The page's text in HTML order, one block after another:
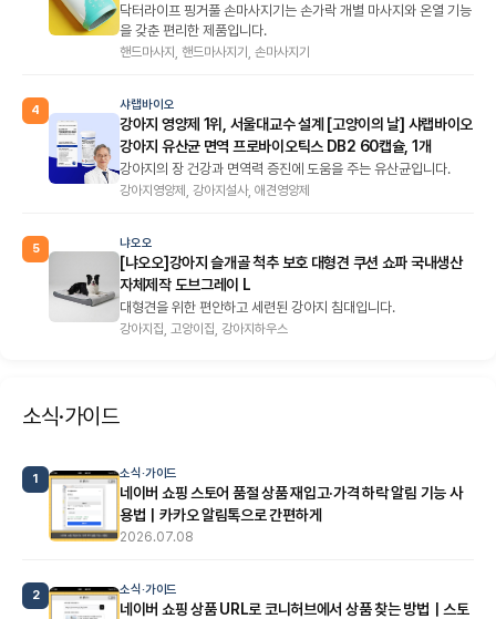
닥터라이프 핑거풀 손마사지기는 손가락 개별 마사지와 온열 기능
을 갖춘 편리한 제품입니다.
핸드마사지, 핸드마사지기, 손마사지기
4 샤랩바이오
강아지 영양제 1위, 서울대교수 설계 [고양이의 날] 샤랩바이오
강아지 유산균 면역 프로바이오틱스 DB2 60캡슐, 1개
강아지의 장 건강과 면역력 증진에 도움을 주는 유산균입니다.
강아지영양제, 강아지설사, 애견영양제
5 냐오오
[냐오오]강아지 슬개골 척추 보호 대형견 쿠션 쇼파 국내생산
자체제작 도브그레이 L
대형견을 위한 편안하고 세련된 강아지 침대입니다.
강아지집, 고양이집, 강아지하우스
소식·가이드
1 소식·가이드
네이버 쇼핑 스토어 품절 상품 재입고·가격 하락 알림 기능 사
용법｜카카오 알림톡으로 간편하게
2026.07.08
2 소식·가이드
네이버 쇼핑 상품 URL로 코니허브에서 상품 찾는 방법｜스토